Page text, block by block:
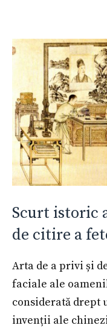
Scurt istoric
de citire a
Arta de a privi și
faciale ale
considerată drept
invenții ale